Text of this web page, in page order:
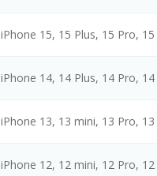
iPhone 15, 15 Plus, 15 Pro,
iPhone 14, 14 Plus, 14 Pro,
iPhone 13, 13 mini, 13 Pro,
iPhone 12, 12 mini, 12 Pro,